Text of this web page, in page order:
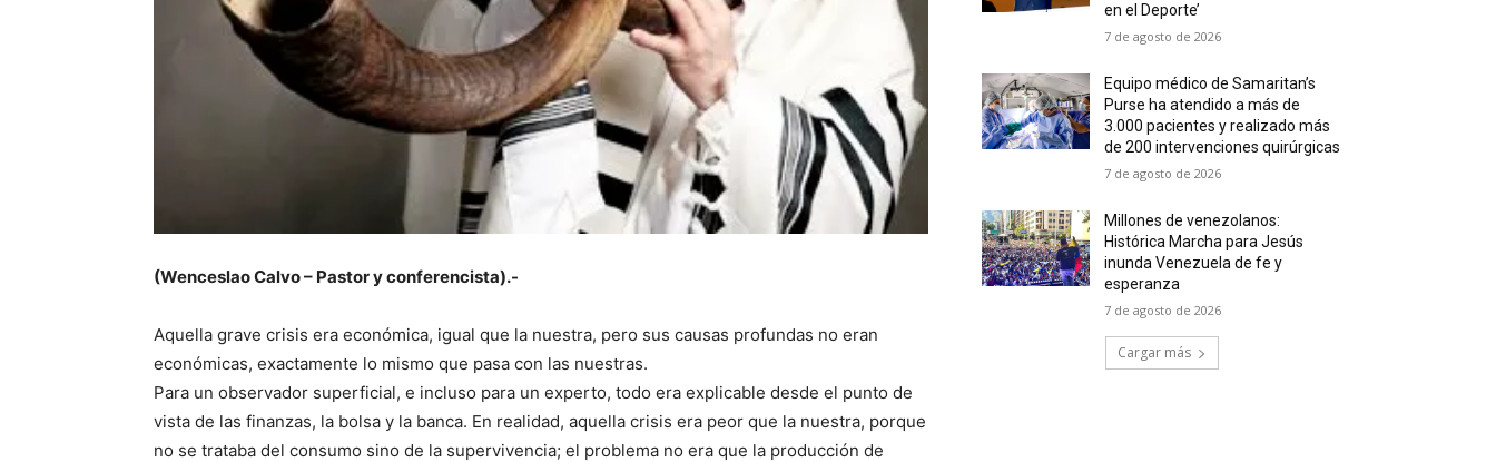
(Wenceslao Calvo – Pastor y conferencista).-
Aquella grave crisis era económica, igual que la nuestra, pero sus causas profundas no eran
económicas, exactamente lo mismo que pasa con las nuestras.
Para un observador superficial, e incluso para un experto, todo era explicable desde el punto de
vista de las finanzas, la bolsa y la banca. En realidad, aquella crisis era peor que la nuestra, porque
no se trataba del consumo sino de la supervivencia; el problema no era que la producción de
en el Deporte’
7 de agosto de 2026
Equipo médico de Samaritan’s
Purse ha atendido a más de
3.000 pacientes y realizado más
de 200 intervenciones quirúrgicas
7 de agosto de 2026
Millones de venezolanos:
Histórica Marcha para Jesús
inunda Venezuela de fe y
esperanza
7 de agosto de 2026
Cargar más